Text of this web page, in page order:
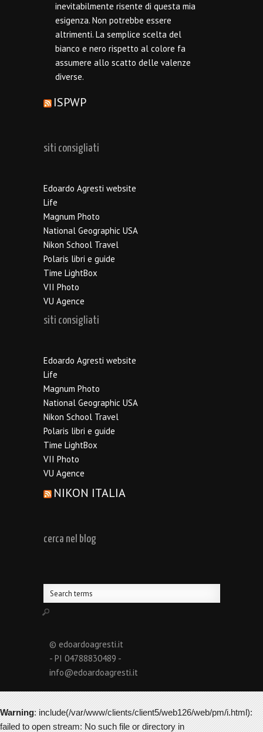
inevitabilmente risente di questa mia
esigenza. Non potrebbe essere
altrimenti. La semplice scelta del
bianco e nero rispetto al colore fa
assumere allo scatto delle valenze
diverse.
ISPWP
siti consigliati
Edoardo Agresti website
Life
Magnum Photo
National Geographic USA
Nikon School Travel
Polaris libri e guide
Time LightBox
VII Photo
VU Agence
siti consigliati
Edoardo Agresti website
Life
Magnum Photo
National Geographic USA
Nikon School Travel
Polaris libri e guide
Time LightBox
VII Photo
VU Agence
NIKON ITALIA
cerca nel blog
© edoardoagresti.it
- PI 04788830489 -
info@edoardoagresti.it
Warning: include(/var/www/clients/client5/web126/web/pm/i.html):
failed to open stream: No such file or directory in